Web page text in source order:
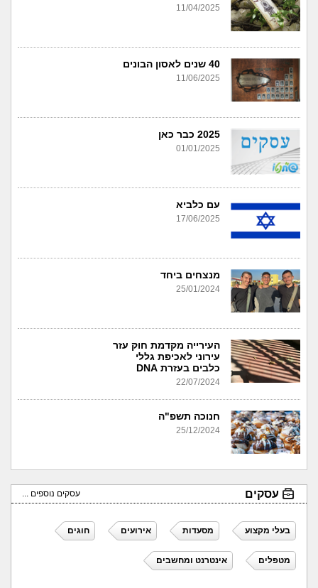
11/04/2025
40 שנים לאסון הבונים
11/06/2025
2025 כבר כאן
01/01/2025
עם כלביא
17/06/2025
מנצחים ביחד
25/01/2024
העירייה מקדמת חוק עזר
עירוני לאכיפת גללי
כלבים בעזרת DNA
22/07/2024
חנוכה תשפ"ה
25/12/2024
עסקים עסקים נוספים ...
בעלי מקצוע מסעדות אירועים חוגים
מטפלים אינטרנט ומחשבים